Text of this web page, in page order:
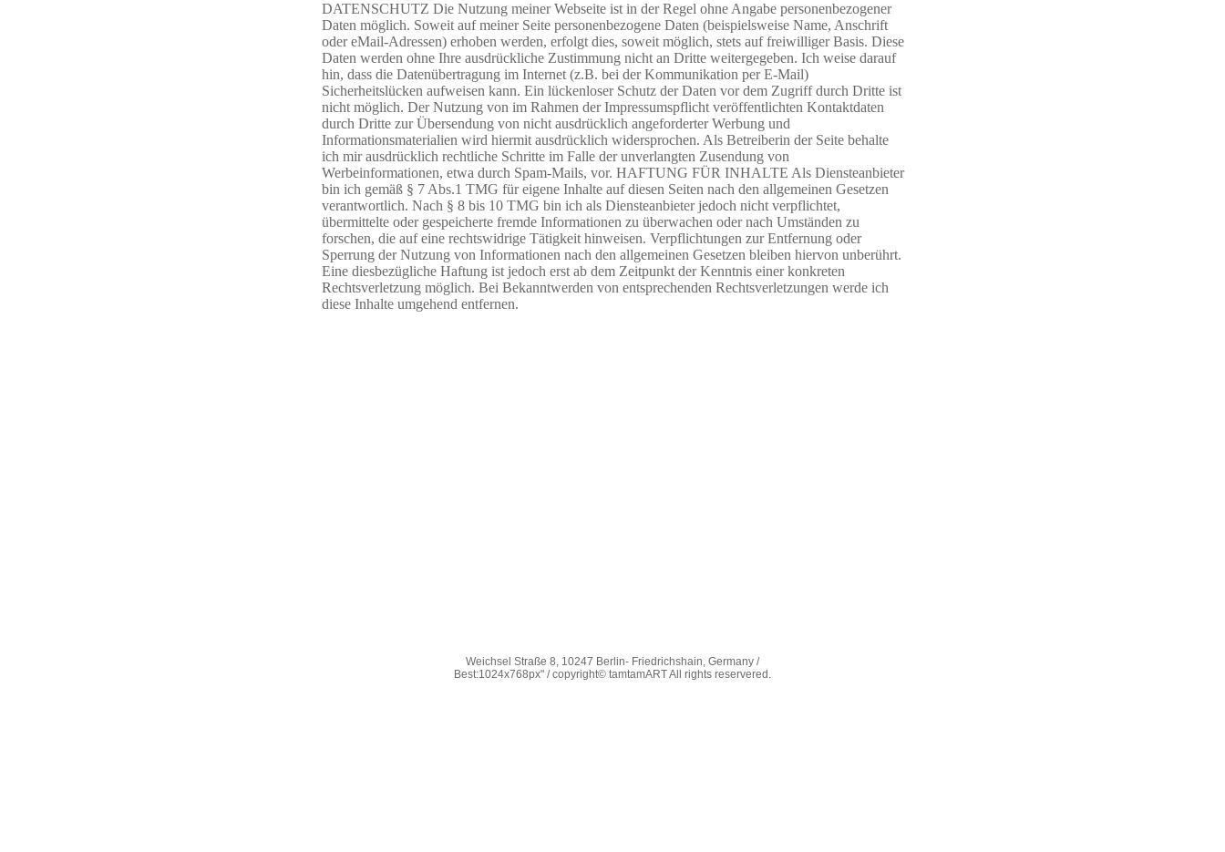
DATENSCHUTZ Die Nutzung meiner Webseite ist in der Regel ohne Angabe personenbezogener
Daten möglich. Soweit auf meiner Seite personenbezogene Daten (beispielsweise Name, Anschrift
oder eMail-Adressen) erhoben werden, erfolgt dies, soweit möglich, stets auf freiwilliger Basis. Diese
Daten werden ohne Ihre ausdrückliche Zustimmung nicht an Dritte weitergegeben. Ich weise darauf
hin, dass die Datenübertragung im Internet (z.B. bei der Kommunikation per E-Mail)
Sicherheitslücken aufweisen kann. Ein lückenloser Schutz der Daten vor dem Zugriff durch Dritte ist
nicht möglich. Der Nutzung von im Rahmen der Impressumspflicht veröffentlichten Kontaktdaten
durch Dritte zur Übersendung von nicht ausdrücklich angeforderter Werbung und
Informationsmaterialien wird hiermit ausdrücklich widersprochen. Als Betreiberin der Seite behalte
ich mir ausdrücklich rechtliche Schritte im Falle der unverlangten Zusendung von
Werbeinformationen, etwa durch Spam-Mails, vor. HAFTUNG FÜR INHALTE Als Diensteanbieter
bin ich gemäß § 7 Abs.1 TMG für eigene Inhalte auf diesen Seiten nach den allgemeinen Gesetzen
verantwortlich. Nach § 8 bis 10 TMG bin ich als Diensteanbieter jedoch nicht verpflichtet,
übermittelte oder gespeicherte fremde Informationen zu überwachen oder nach Umständen zu
forschen, die auf eine rechtswidrige Tätigkeit hinweisen. Verpflichtungen zur Entfernung oder
Sperrung der Nutzung von Informationen nach den allgemeinen Gesetzen bleiben hiervon unberührt.
Eine diesbezügliche Haftung ist jedoch erst ab dem Zeitpunkt der Kenntnis einer konkreten
Rechtsverletzung möglich. Bei Bekanntwerden von entsprechenden Rechtsverletzungen werde ich
diese Inhalte umgehend entfernen.
Weichsel Straße 8, 10247 Berlin- Friedrichshain, Germany /
Best:1024x768px" / copyright© tamtamART All rights reservered.